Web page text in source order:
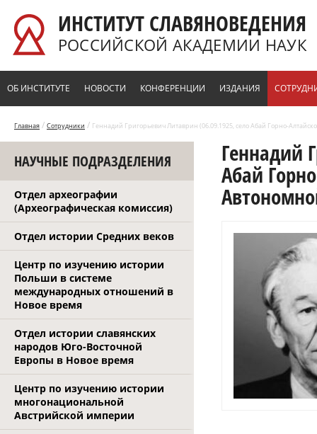
ИНСТИТУТ СЛАВЯНОВЕДЕНИЯ
РОССИЙСКОЙ АКАДЕМИИ НАУК
ОБ ИНСТИТУТЕ НОВОСТИ КОНФЕРЕНЦИИ ИЗДАНИЯ
Главная / Сотрудники / Геннадий Григорьевич Литаврин (06.09.1925, село Абай Горно-
НАУЧНЫЕ ПОДРАЗДЕЛЕНИЯ
Отдел археографии
(Археографическая комиссия)
Отдел истории Средних веков
Центр по изучению истории
Польши в системе
международных отношений в
Новое время
Отдел истории славянских
народов Юго-Восточной
Европы в Новое время
Центр по изучению истории
многонациональной
Австрийской империи
Геннадий
Абай